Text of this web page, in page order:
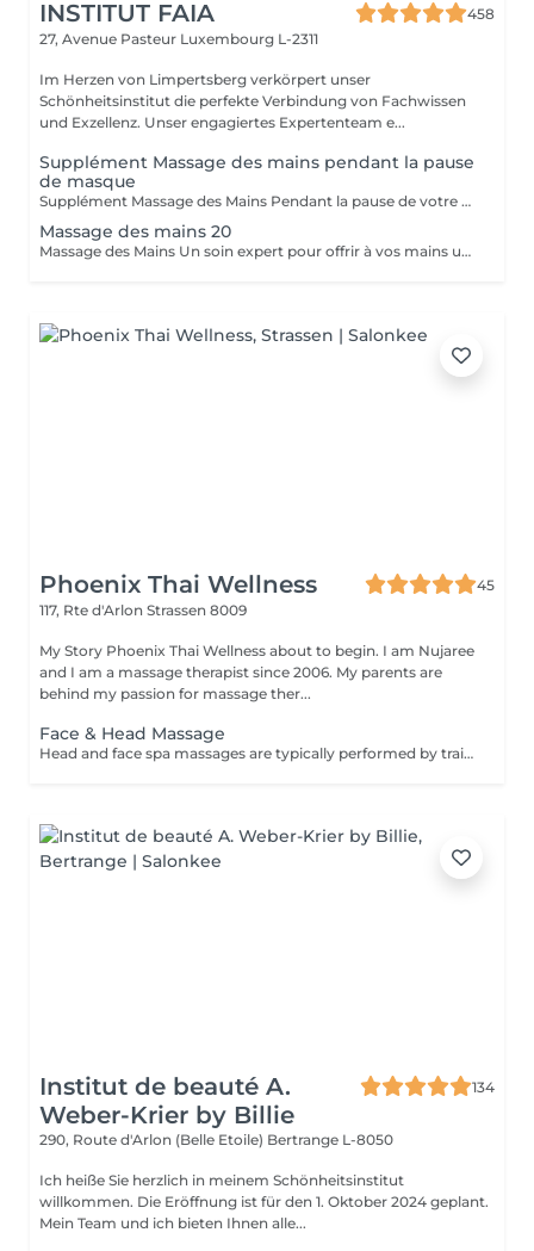
INSTITUT FAIA
458
27, Avenue Pasteur Luxembourg L-2311
Im Herzen von Limpertsberg verkörpert unser
Schönheitsinstitut die perfekte Verbindung von Fachwissen
und Exzellenz. Unser engagiertes Expertenteam e...
Supplément Massage des mains pendant la pause
de masque
Supplément Massage des Mains Pendant la pause de votre masque, offrez-vous un massage des mains de 15 minutes. Un moment de pure détente qui libère les tensions, nourrit la peau et prolonge le bien-être. Un geste apprécié de nos clientes pour sublimer leur soin visage.
Massage des mains 20
Massage des Mains Un soin expert pour offrir à vos mains une véritable parenthèse de bien-être. Ce massage complet de 30 minutes dénoue les tensions, stimule la circulation et nourrit la peau en profondeur. Grâce à des manuvres enveloppantes et précises, il procure une sensation immédiate de légèreté et de relaxation. Idéal pour soulager les mains sollicitées au quotidien, améliorer la souplesse articulaire et apaiser l'esprit. Un moment de soin et d'attention, réalisé avec expertise, pour des mains douces, détendues et parfaitement ressourcées.
Phoenix Thai Wellness
45
117, Rte d'Arlon Strassen 8009
My Story Phoenix Thai Wellness about to begin. I am Nujaree
and I am a massage therapist since 2006. My parents are
behind my passion for massage ther...
Face & Head Massage
Head and face spa massages are typically performed by trained professionals in spa or wellness centers, providing a range of benefits including deep stress relief, a refreshed and revitalized feeling, eased muscle tightness, and enhanced skin health.
Institut de beauté A.
Weber-Krier by Billie
134
290, Route d'Arlon (Belle Etoile) Bertrange L-8050
Ich heiße Sie herzlich in meinem Schönheitsinstitut
willkommen. Die Eröffnung ist für den 1. Oktober 2024 geplant.
Mein Team und ich bieten Ihnen alle...